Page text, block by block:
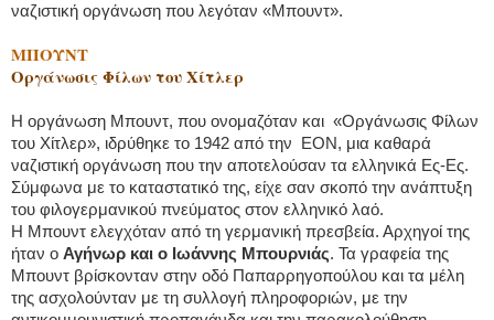
ναζιστική οργάνωση που λεγόταν «Μπουντ».
ΜΠΟΥΝΤ
Οργάνωσις Φίλων του Χίτλερ
Η οργάνωση Μπουντ, που ονομαζόταν και «Οργάνωσις Φίλων
του Χίτλερ», ιδρύθηκε το 1942 από την ΕΟΝ, μια καθαρά
ναζιστική οργάνωση που την αποτελούσαν τα ελληνικά Ες-Ες.
Σύμφωνα με το καταστατικό της, είχε σαν σκοπό την ανάπτυξη
του φιλογερμανικού πνεύματος στον ελληνικό λαό.
Η Μπουντ ελεγχόταν από τη γερμανική πρεσβεία. Αρχηγοί της
ήταν ο Αγήνωρ και ο Ιωάννης Μπουρνιάς. Τα γραφεία της
Μπουντ βρίσκονταν στην οδό Παπαρρηγοπούλου και τα μέλη
της ασχολούνταν με τη συλλογή πληροφοριών, με την